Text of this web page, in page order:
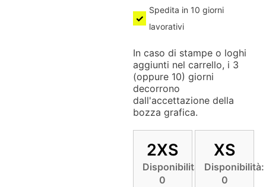
Spedita in 10 giorni
lavorativi
In caso di stampe o loghi
aggiunti nel carrello, i 3
(oppure 10) giorni
decorrono
dall'accettazione della
bozza grafica.
2XS
Disponibilità:
0
XS
Disponibilità:
0